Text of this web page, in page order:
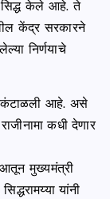
सिद्ध केले आहे. ते
केंद्र सरकारने
निर्णयाचे
कंटाळली आहे. असे
कधी देणार
आतून मुख्यमंत्री
यांनी